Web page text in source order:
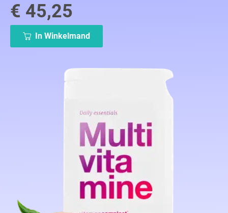
€ 45,25
In Winkelmand